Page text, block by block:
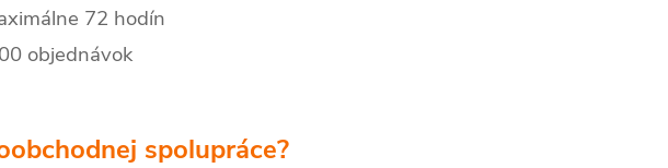
72 hodín
objednávok
spolupráce?